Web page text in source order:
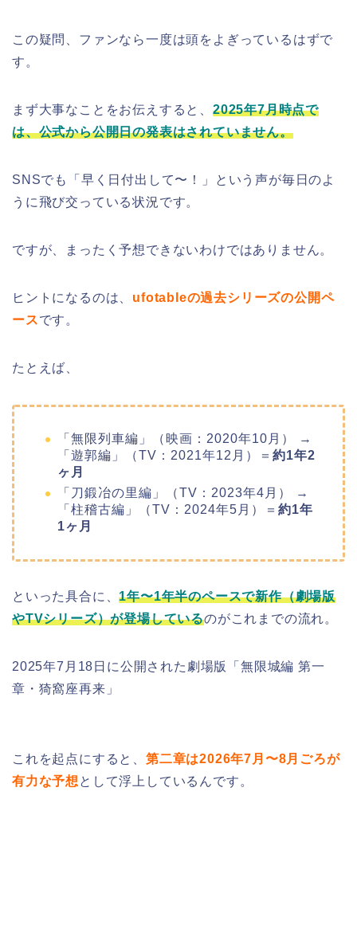
この疑問、ファンなら一度は頭をよぎっているはずで
す。
まず大事なことをお伝えすると、 2025年7月時点で
は、公式から公開日の発表はされていません。
SNSでも「早く日付出して〜！」という声が毎日のよ
うに飛び交っている状況です。
ですが、まったく予想できないわけではありません。
ヒントになるのは、 ufotableの過去シリーズの公開ペ
ースです。
たとえば、
「無限列車編」（映画：2020年10月） →
「遊郭編」（TV：2021年12月）＝ 約1年2
ヶ月
「刀鍛冶の里編」（TV：2023年4月） →
「柱稽古編」（TV：2024年5月）＝ 約1年
1ヶ月
といった具合に、1年〜1年半のペースで新作（劇場版
やTVシリーズ）が登場しているのがこれまでの流れ。
2025年7月18日に公開された劇場版「無限城編 第一
章・猗窩座再来」
これを起点にすると、 第二章は2026年7月〜8月ごろが
有力な予想 として浮上しているんです。